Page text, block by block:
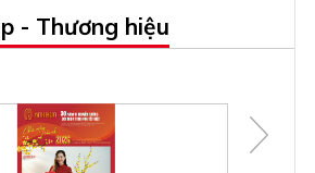
- Thương hiệu